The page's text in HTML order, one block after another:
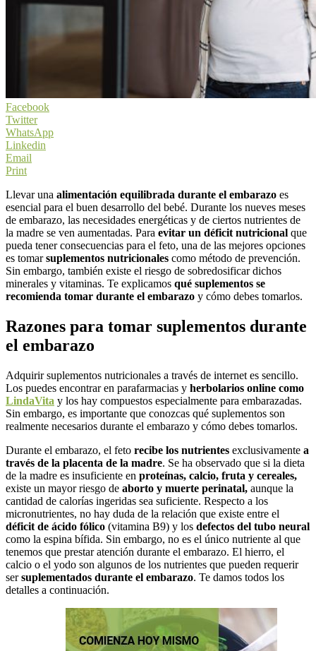
Facebook
Twitter
WhatsApp
Linkedin
Email
Print
Llevar una alimentación equilibrada durante el embarazo es
esencial para el buen desarrollo del bebé. Durante los nueves meses
de embarazo, las necesidades energéticas y de ciertos nutrientes de
la madre se ven aumentadas. Para evitar un déficit nutricional que
pueda tener consecuencias para el feto, una de las mejores opciones
es tomarsuplementos nutricionales como método de prevención.
Sin embargo, también existe el riesgo de sobredosificar dichos
minerales y vitaminas. Te explicamos qué suplementos se
recomienda tomar durante el embarazo y cómo debes tomarlos.
Razones para tomar suplementos durante
el embarazo
Adquirir suplementos nutricionales a través de internet es sencillo.
Los puedes encontrar en parafarmacias y herbolarios online como
LindaVita y los hay compuestos especialmente para embarazadas.
Sin embargo, es importante que conozcas qué suplementos son
realmente necesarios durante el embarazo y cómo debes tomarlos.
Durante el embarazo, el feto recibe los nutrientes exclusivamente a
través de la placenta de la madre. Se ha observado que si la dieta
de la madre es insuficiente en proteínas, calcio, fruta y cereales,
existe un mayor riesgo de aborto y muerte perinatal, aunque la
cantidad de calorías ingeridas sea suficiente. Respecto a los
micronutrientes, no hay duda de la relación que existe entre el
déficit de ácido fólico (vitamina B9) y los defectos del tubo neural
como la espina bífida. Sin embargo, no es el único nutriente al que
tenemos que prestar atención durante el embarazo. El hierro, el
calcio o el yodo son algunos de los nutrientes que pueden requerir
sersuplementados durante el embarazo. Te damos todos los
detalles a continuación.